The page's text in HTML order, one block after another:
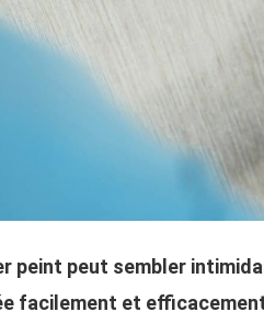
peint peut sembler
facilement et